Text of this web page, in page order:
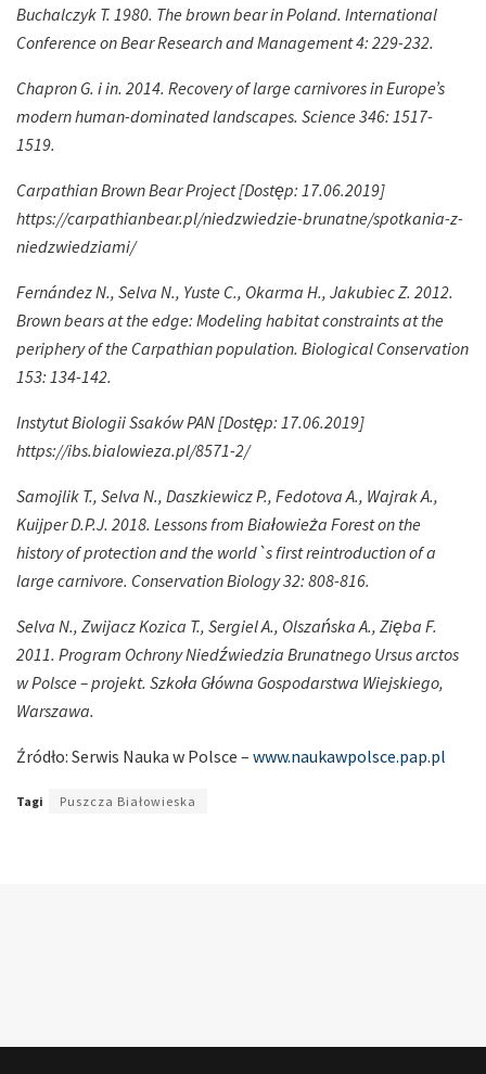
Buchalczyk T. 1980. The brown bear in Poland. International
Conference on Bear Research and Management 4: 229-232.
Chapron G. i in. 2014. Recovery of large carnivores in Europe’s
modern human-dominated landscapes. Science 346: 1517-
1519.
Carpathian Brown Bear Project [Dostęp: 17.06.2019]
https://carpathianbear.pl/niedzwiedzie-brunatne/spotkania-z-
niedzwiedziami/
Fernández N., Selva N., Yuste C., Okarma H., Jakubiec Z. 2012.
Brown bears at the edge: Modeling habitat constraints at the
periphery of the Carpathian population. Biological Conservation
153: 134-142.
Instytut Biologii Ssaków PAN [Dostęp: 17.06.2019]
https://ibs.bialowieza.pl/8571-2/
Samojlik T., Selva N., Daszkiewicz P., Fedotova A., Wajrak A.,
Kuijper D.P.J. 2018. Lessons from Białowieża Forest on the
history of protection and the world`s first reintroduction of a
large carnivore. Conservation Biology 32: 808-816.
Selva N., Zwijacz Kozica T., Sergiel A., Olszańska A., Zięba F.
2011. Program Ochrony Niedźwiedzia Brunatnego Ursus arctos
w Polsce – projekt. Szkoła Główna Gospodarstwa Wiejskiego,
Warszawa.
Źródło: Serwis Nauka w Polsce – www.naukawpolsce.pap.pl
Tagi Puszcza Białowieska